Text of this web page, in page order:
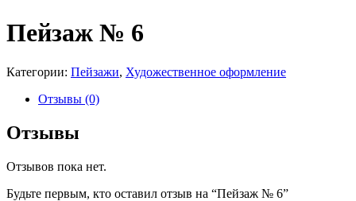
Пейзаж № 6
Категории: Пейзажи, Художественное оформление
Отзывы (0)
Отзывы
Отзывов пока нет.
Будьте первым, кто оставил отзыв на “Пейзаж № 6”